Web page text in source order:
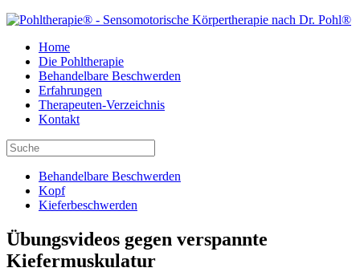
Home
Die Pohltherapie
Behandelbare Beschwerden
Erfahrungen
Therapeuten-Verzeichnis
Kontakt
Behandelbare Beschwerden
Kopf
Kieferbeschwerden
Übungsvideos gegen verspannte
Kiefermuskulatur